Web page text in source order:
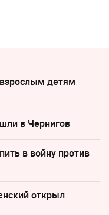
детям
в Чернигов
в войну против
открыл